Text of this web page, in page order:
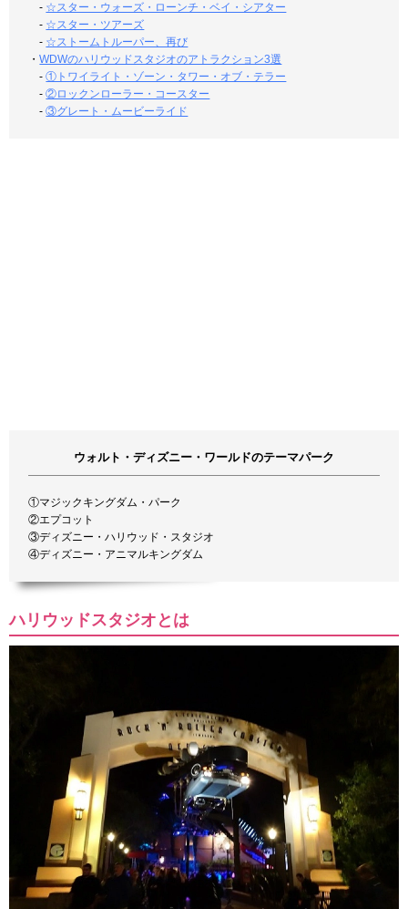
- ☆スター・ウォーズ・ローンチ・ベイ・シアター
- ☆スター・ツアーズ
- ☆ストームトルーパー、再び
・WDWのハリウッドスタジオのアトラクション3選
-①トワイライト・ゾーン・タワー・オブ・テラー
-②ロックンローラー・コースター
-③グレート・ムービーライド
ウォルト・ディズニー・ワールドのテーマパーク
①マジックキングダム・パーク
②エプコット
③ディズニー・ハリウッド・スタジオ
④ディズニー・アニマルキングダム
ハリウッドスタジオとは